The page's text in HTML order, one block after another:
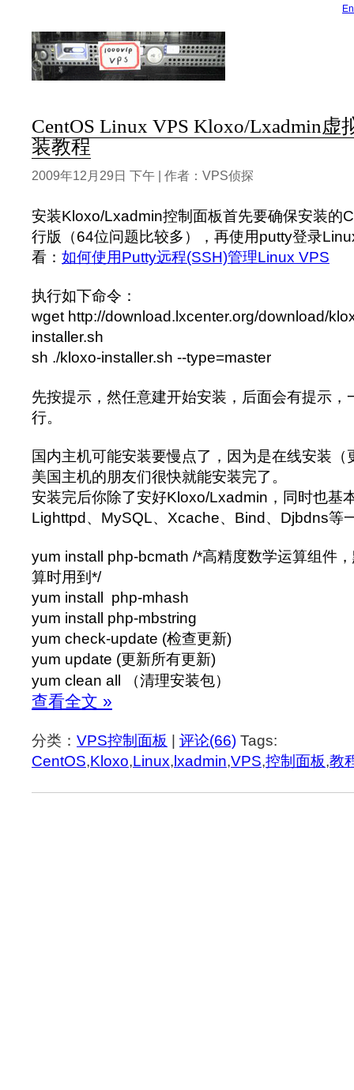
CentOS Linux VPS Kloxo/Lxadmin虚
装教程
2009年12月29日 下午 | 作者：VPS侦探
安装Kloxo/Lxadmin控制面板首先要确保安装的
行版（64位问题比较多），再使用putty登录
看： 如何使用Putty远程(SSH)管理Linux VPS
执行如下命令：
wget http://download.lxcenter.org/download/
installer.sh
sh ./kloxo-installer.sh --type=master
先按提示，然任意建开始安装，后面会有提示，
行。
国内主机可能安装要慢点了，因为是在线安装（
美国主机的朋友们很快就能安装完了。
安装完后你除了安好Kloxo/Lxadmin，同时也基
Lighttpd、MySQL、Xcache、Bind、Djbdns等
yum install php-bcmath /*高精度数学运算组件
算时用到*/
yum install php-mhash
yum install php-mbstring
yum check-update (检查更新)
yum update (更新所有更新)
yum clean all （清理安装包）
查看全文 »
分类： VPS控制面板 | 评论(66) Tags:
CentOS,Kloxo,Linux,lxadmin,VPS,控制面板,教